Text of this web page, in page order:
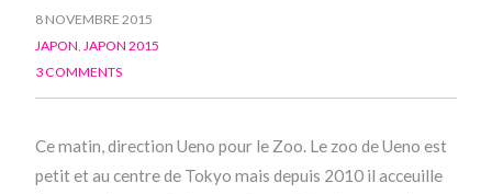
8 NOVEMBRE 2015
JAPON,JAPON 2015
3 COMMENTS
Ce matin, direction Ueno pour le Zoo. Le zoo de Ueno est
petit et au centre de Tokyo mais depuis 2010 il acceuille